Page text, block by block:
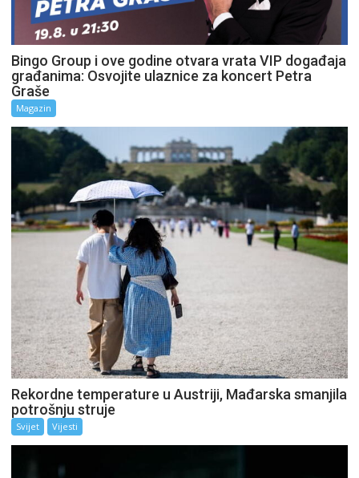
Bingo Group i ove godine otvara vrata VIP događaja
građanima: Osvojite ulaznice za koncert Petra
Graše
Magazin
Rekordne temperature u Austriji, Mađarska smanjila
potrošnju struje
Svijet Vijesti